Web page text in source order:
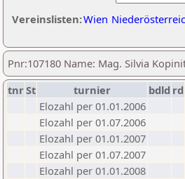
Vereinslisten:Wien
Pnr:107180 Name: Mag. Silvia
tnrSt turnier bdld rd
Elozahl per 01.01.2006
Elozahl per 01.07.2006
Elozahl per 01.01.2007
Elozahl per 01.07.2007
Elozahl per 01.01.2008